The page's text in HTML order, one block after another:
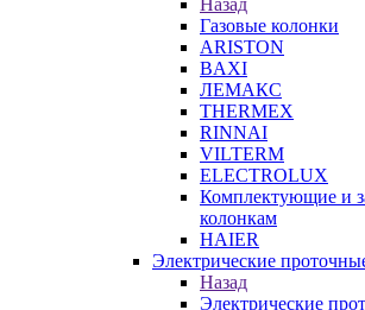
Назад
Газовые колонки
ARISTON
BAXI
ЛЕМАКС
THERMEX
RINNAI
VILTERM
ELECTROLUX
Комплектующие и
колонкам
HAIER
Электрические
Назад
Электрические